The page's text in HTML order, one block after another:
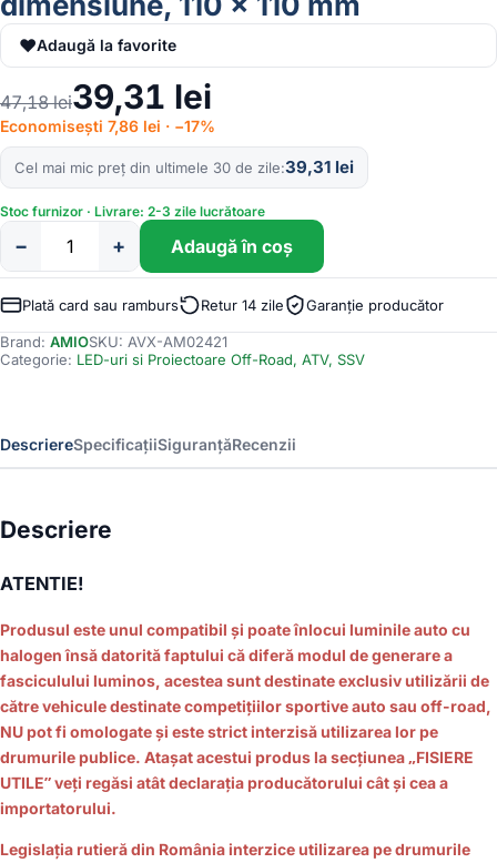
♥Adaugă la favorite
47,18lei39,31 lei
Economisești 7,86 lei · −17%
Cel mai mic preț din ultimele 30 de zile 39,31 lei
Stoc furnizor · Livrare: 2-3 zile lucrătoare
Cantitate
Proiector
LED
Off-
Road,
culoare
6500K,
tensiune
9
36V,
110
x
110
mm
− + Adaugă în coș
Plată card sau ramburs Retur 14 zile Garanție producător
Brand: AMIOSKU: AVX-AM02421
Categorie: LED-uri si Proiectoare Off-Road, ATV, SSV
DescriereSpecificațiiSiguranțăRecenzii
Descriere
ATENTIE!
Produsul este unul compatibil și poate înlocui luminile auto cu
halogen însă datorită faptului că diferă modul de generare a
fasciculului luminos, acestea sunt destinate exclusiv utilizării de
către vehicule destinate competițiilor sportive auto sau off-road,
NU pot fi omologate și este strict interzisă utilizarea lor pe
drumurile publice. Atașat acestui produs la secțiunea „FISIERE
UTILE” veți regăsi atât declarația producătorului cât și cea a
importatorului.
Legislaţia rutieră din România interzice utilizarea pe drumurile